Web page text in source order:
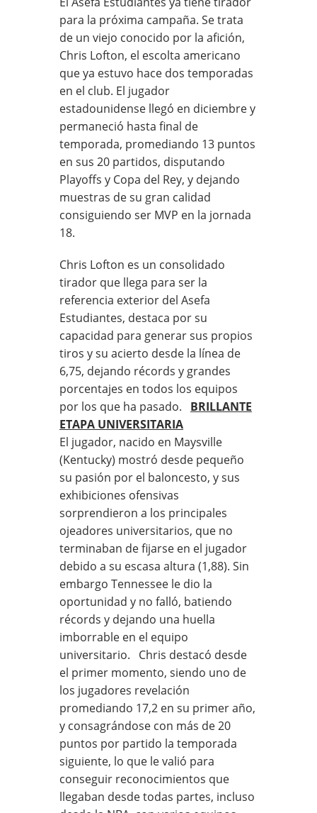
para la próxima campaña. Se trata
de un viejo conocido por la afición,
Chris Lofton, el escolta americano
que ya estuvo hace dos temporadas
en el club. El jugador
estadounidense llegó en diciembre y
permaneció hasta final de
temporada, promediando 13 puntos
en sus 20 partidos, disputando
Playoffs y Copa del Rey, y dejando
muestras de su gran calidad
consiguiendo ser MVP en la jornada
18.
Chris Lofton es un consolidado
tirador que llega para ser la
referencia exterior del Asefa
Estudiantes, destaca por su
capacidad para generar sus propios
tiros y su acierto desde la línea de
6,75, dejando récords y grandes
porcentajes en todos los equipos
por los que ha pasado. BRILLANTE
ETAPA UNIVERSITARIA
El jugador, nacido en Maysville
(Kentucky) mostró desde pequeño
su pasión por el baloncesto, y sus
exhibiciones ofensivas
sorprendieron a los principales
ojeadores universitarios, que no
terminaban de fijarse en el jugador
debido a su escasa altura (1,88). Sin
embargo Tennessee le dio la
oportunidad y no falló, batiendo
récords y dejando una huella
imborrable en el equipo
universitario. Chris destacó desde
el primer momento, siendo uno de
los jugadores revelación
promediando 17,2 en su primer año,
y consagrándose con más de 20
puntos por partido la temporada
siguiente, lo que le valió para
conseguir reconocimientos que
llegaban desde todas partes, incluso